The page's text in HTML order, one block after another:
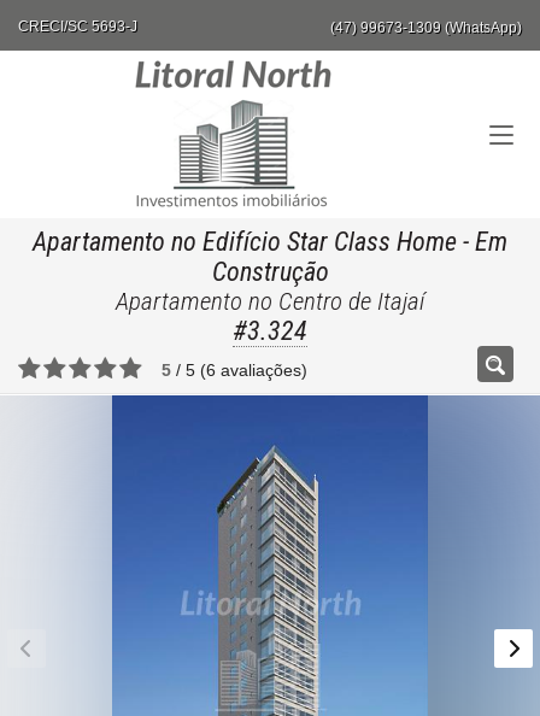
CRECI/SC 5693-J (47) 99673-1309 (WhatsApp)
Apartamento no Edifício Star Class Home - Em
Construção
Apartamento no Centro de Itajaí
#3.324
5 / 5 (6 avaliações)